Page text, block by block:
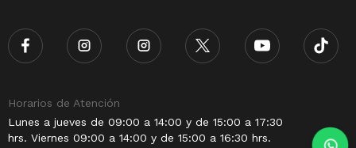
Horarios de Atención
Lunes a jueves de 09:00 a 14:00 y de 15:00 a 17:30
hrs. Viernes 09:00 a 14:00 y de 15:00 a 16:30 hrs.